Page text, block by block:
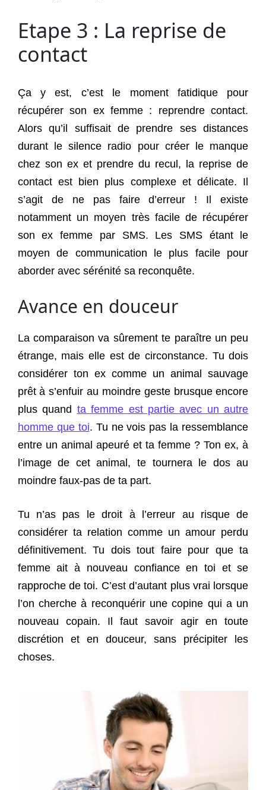
Etape 3 : La reprise de
contact
Ça y est, c’est le moment fatidique pour
récupérer son ex femme : reprendre contact.
Alors qu’il suffisait de prendre ses distances
durant le silence radio pour créer le manque
chez son ex et prendre du recul, la reprise de
contact est bien plus complexe et délicate. Il
s’agit de ne pas faire d’erreur ! Il existe
notamment un moyen très facile de récupérer
son ex femme par SMS. Les SMS étant le
moyen de communication le plus facile pour
aborder avec sérénité sa reconquête.
Avance en douceur
La comparaison va sûrement te paraître un peu
étrange, mais elle est de circonstance. Tu dois
considérer ton ex comme un animal sauvage
prêt à s’enfuir au moindre geste brusque encore
plus quand ta femme est partie avec un autre
homme que toi. Tu ne vois pas la ressemblance
entre un animal apeuré et ta femme ? Ton ex, à
l’image de cet animal, te tournera le dos au
moindre faux-pas de ta part.
Tu n’as pas le droit à l’erreur au risque de
considérer ta relation comme un amour perdu
définitivement. Tu dois tout faire pour que ta
femme ait à nouveau confiance en toi et se
rapproche de toi. C’est d’autant plus vrai lorsque
l’on cherche à reconquérir une copine qui a un
nouveau copain. Il faut savoir agir en toute
discrétion et en douceur, sans précipiter les
choses.